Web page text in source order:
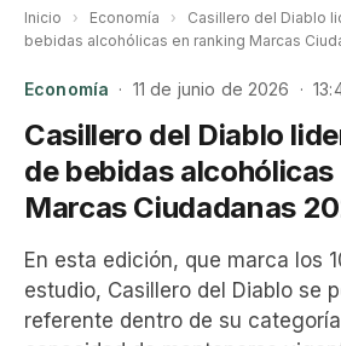
Inicio › Economía ›
Casillero del Diablo
bebidas alcohólicas en ranking Marcas
Economía · 11 de junio de 2026 ·
Casillero del Diablo
de bebidas
Marcas Ciudadanas
En esta edición, que marca los
estudio, Casillero del Diablo se
referente dentro de su